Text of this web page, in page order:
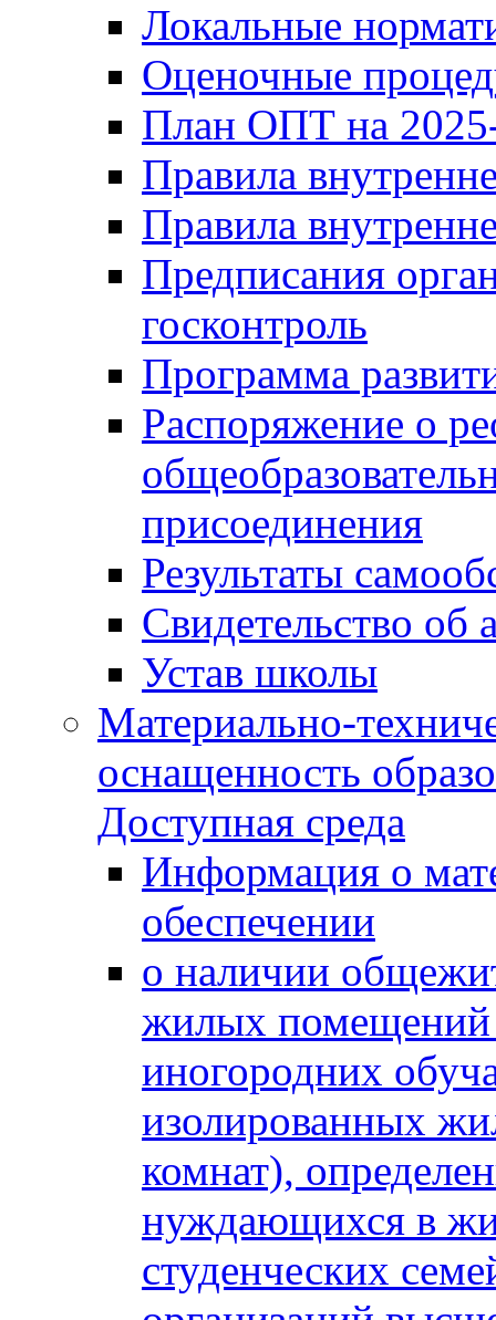
Локальные
Оценочные
План ОПТ на
Правила
Правила
Предписания
госконтроль
Программа
Распоряжение о
присоединения
Результаты
Свидетельство об
Устав школы
Материально-
оснащенность
Доступная среда
Информация о
обеспечении
о наличии
жилых помещений
иногородних
изолированных
комнат),
нуждающихся в
студенческих